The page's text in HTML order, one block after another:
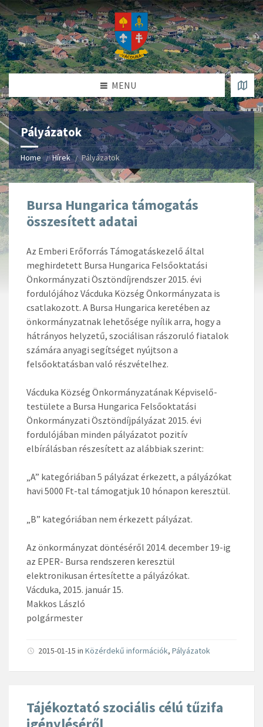
MENU
Pályázatok
Home Hírek Pályázatok
Bursa Hungarica támogatás
összesített adatai
Az Emberi Erőforrás Támogatáskezelő által
meghirdetett Bursa Hungarica Felsőoktatási
Önkormányzati Ösztöndíjrendszer 2015. évi
fordulójához Vácduka Község Önkormányzata is
csatlakozott. A Bursa Hungarica keretében az
önkormányzatnak lehetősége nyílik arra, hogy a
hátrányos helyzetű, szociálisan rászoruló fiatalok
számára anyagi segítséget nyújtson a
felsőoktatásban való részvételhez.
Vácduka Község Önkormányzatának Képviselő-
testülete a Bursa Hungarica Felsőoktatási
Önkormányzati Ösztöndíjpályázat 2015. évi
fordulójában minden pályázatot pozitív
elbírálásban részesített az alábbiak szerint:
„A” kategóriában 5 pályázat érkezett, a pályázókat
havi 5000 Ft-tal támogatjuk 10 hónapon keresztül.
„B” kategóriában nem érkezett pályázat.
Az önkormányzat döntéséről 2014. december 19-ig
az EPER- Bursa rendszeren keresztül
elektronikusan értesítette a pályázókat.
Vácduka, 2015. január 15.
Makkos László
polgármester
2015-01-15 in Közérdekű információk, Pályázatok
Tájékoztató szociális célú tűzifa